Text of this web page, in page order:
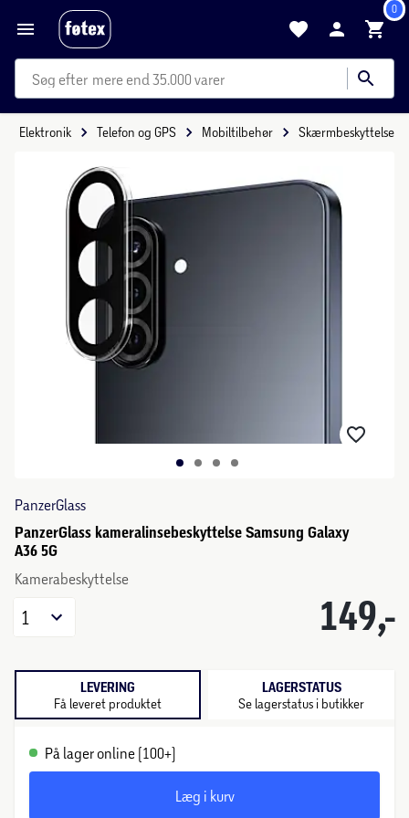
0
mere end 35.000 varer
Elektronik Telefon og GPS Mobiltilbehør Skærmbeskyttelse
PanzerGlass
PanzerGlass kameralinsebeskyttelse Samsung Galaxy
A36 5G
Kamerabeskyttelse
149,-
1
LEVERING
Få leveret produktet
LAGERSTATUS
Se lagerstatus i butikker
På lager online (100+)
Læg i kurv